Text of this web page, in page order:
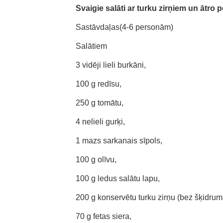
Svaigie salāti ar turku zirņiem un ātro
Sastāvdaļas(4-6 personām)
Salātiem
3 vidēji lieli burkāni,
100 g redīsu,
250 g tomātu,
4 nelieli gurķi,
1 mazs sarkanais sīpols,
100 g olīvu,
100 g ledus salātu lapu,
200 g konservētu turku zirņu (bez
70 g fetas siera,